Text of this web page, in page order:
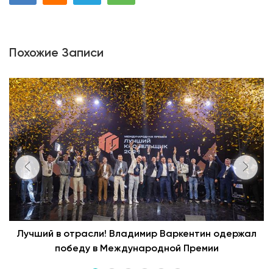
Похожие Записи
Лучший в отрасли! Владимир Варкентин одержал
победу в Международной Премии